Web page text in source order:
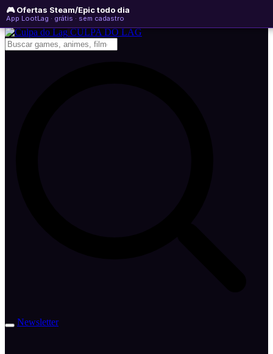
🎮 Ofertas Steam/Epic todo dia
App LootLag · grátis · sem cadastro
sábado, 08 de agosto de 2026 WhatsApp
Newsletter
CULPA DO LAG
Newsletter